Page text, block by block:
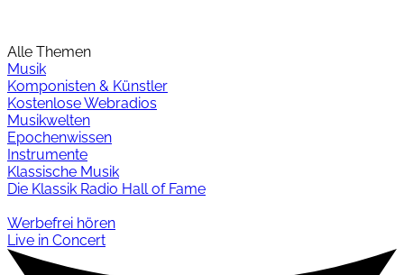
Alle Themen
Musik
Komponisten & Künstler
Kostenlose Webradios
Musikwelten
Epochenwissen
Instrumente
Klassische Musik
Die Klassik Radio Hall of Fame
Werbefrei hören
Live in Concert